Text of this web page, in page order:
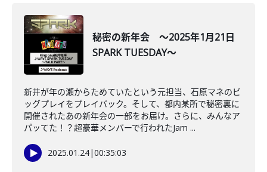
秘密の新年会 ～2025年1月21日
SPARK TUESDAY～
新井が年の瀬からためていたという元担当、石原マネのビ
ッグプレイをプレイバック。そして、都内某所で秘密裏に
開催されたあの新年会の一部をお届け。さらに、みんなア
パッてた！？超豪華メンバーで行われたJam ...
2025.01.24|00:35:03